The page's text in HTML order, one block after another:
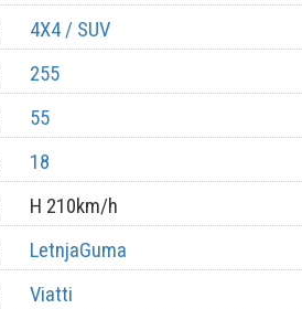
4X4 / SUV
255
55
18
H 210km/h
LetnjaGuma
Viatti